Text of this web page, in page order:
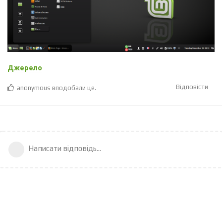
Джерело
Відповісти
anonymous вподобали це.
Написати відповідь...